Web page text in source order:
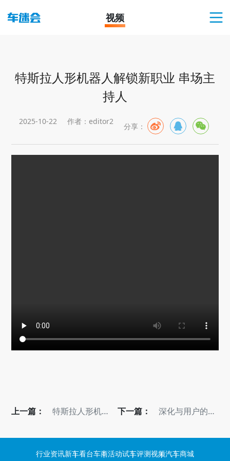
视频
特斯拉人形机器人解锁新职业 串场主
持人
2025-10-22 作者：editor2 分享：
上一篇：
特斯拉人形机器
下一篇：
深化与用户的情
用户节登陆成都
行业资讯新车看台车商活动试车评测视频汽车商城